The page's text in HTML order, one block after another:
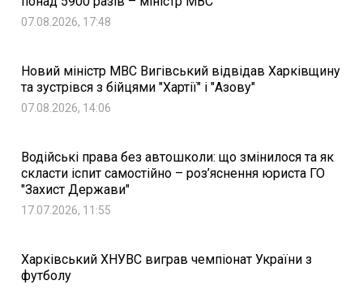
07.08.2026, 17:48
Новий міністр МВС Вигівський відвідав Харківщину
та зустрівся з бійцями "Хартії" і "Азову"
07.08.2026, 14:06
Водійські права без автошколи: що змінилося та як
скласти іспит самостійно – роз’яснення юриста ГО
"Захист Держави"
17.07.2026, 11:55
Харківський ХНУВС виграв чемпіонат України з
футболу